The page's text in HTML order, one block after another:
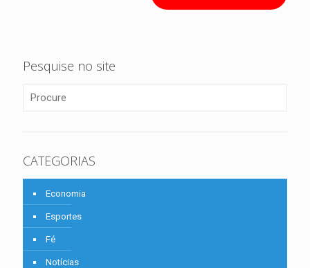
Pesquise no site
CATEGORIAS
Economia
Esportes
Fé
Notícias